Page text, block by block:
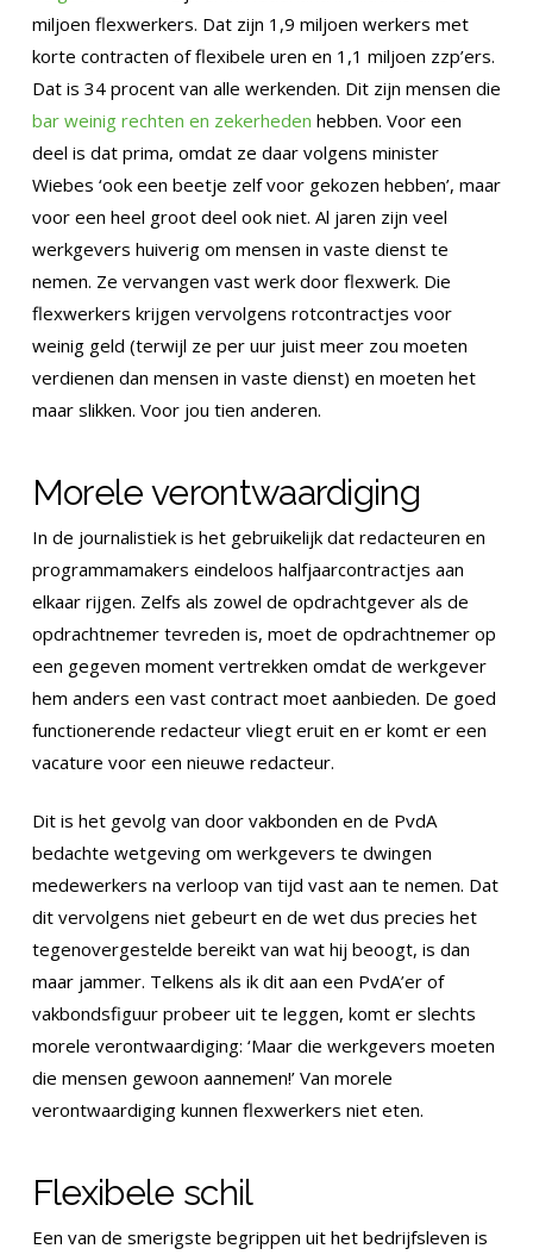
miljoen flexwerkers. Dat zijn 1,9 miljoen werkers met
korte contracten of flexibele uren en 1,1 miljoen zzp’ers.
Dat is 34 procent van alle werkenden. Dit zijn mensen die
bar weinig rechten en zekerheden hebben. Voor een
deel is dat prima, omdat ze daar volgens minister
Wiebes ‘ook een beetje zelf voor gekozen hebben’, maar
voor een heel groot deel ook niet. Al jaren zijn veel
werkgevers huiverig om mensen in vaste dienst te
nemen. Ze vervangen vast werk door flexwerk. Die
flexwerkers krijgen vervolgens rotcontractjes voor
weinig geld (terwijl ze per uur juist meer zou moeten
verdienen dan mensen in vaste dienst) en moeten het
maar slikken. Voor jou tien anderen.
Morele verontwaardiging
In de journalistiek is het gebruikelijk dat redacteuren en
programmamakers eindeloos halfjaarcontractjes aan
elkaar rijgen. Zelfs als zowel de opdrachtgever als de
opdrachtnemer tevreden is, moet de opdrachtnemer op
een gegeven moment vertrekken omdat de werkgever
hem anders een vast contract moet aanbieden. De goed
functionerende redacteur vliegt eruit en er komt er een
vacature voor een nieuwe redacteur.
Dit is het gevolg van door vakbonden en de PvdA
bedachte wetgeving om werkgevers te dwingen
medewerkers na verloop van tijd vast aan te nemen. Dat
dit vervolgens niet gebeurt en de wet dus precies het
tegenovergestelde bereikt van wat hij beoogt, is dan
maar jammer. Telkens als ik dit aan een PvdA’er of
vakbondsfiguur probeer uit te leggen, komt er slechts
morele verontwaardiging: ‘Maar die werkgevers moeten
die mensen gewoon aannemen!’ Van morele
verontwaardiging kunnen flexwerkers niet eten.
Flexibele schil
Een van de smerigste begrippen uit het bedrijfsleven is